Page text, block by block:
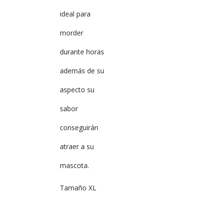
ideal para
morder
durante horas
además de su
aspecto su
sabor
conseguirán
atraer a su
mascota.
Tamaño XL